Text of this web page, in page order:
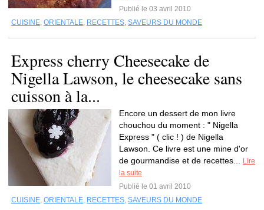
Publié le 03 avril 2010
CUISINE, ORIENTALE, RECETTES, SAVEURS DU MONDE
Express cherry Cheesecake de
Nigella Lawson, le cheesecake sans
cuisson à la...
Encore un dessert de mon livre
chouchou du moment : " Nigella
Express " ( clic ! ) de Nigella
Lawson. Ce livre est une mine d'or
de gourmandise et de recettes...
Lire
la suite
Publié le 01 avril 2010
CUISINE, ORIENTALE, RECETTES, SAVEURS DU MONDE